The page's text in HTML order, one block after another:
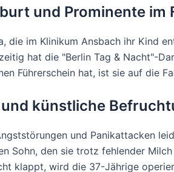
und Prominente im
die im Klinikum Ansbach ihr Kind
hat die "Berlin Tag & Nacht"-
Führerschein hat, ist sie auf die
künstliche
und Panikattacken
Sohn, den sie trotz fehlender
klappt, wird die 37-Jährige